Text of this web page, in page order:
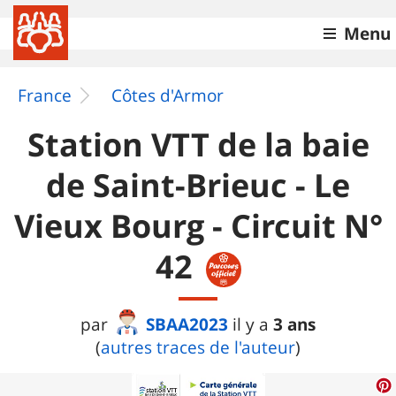
Menu
France Côtes d'Armor
Station VTT de la baie
de Saint-Brieuc - Le
Vieux Bourg - Circuit N°
42
par SBAA2023 il y a 3 ans
(autres traces de l'auteur)